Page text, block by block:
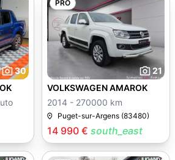
30
km - Auto
PRO
21
14 990 € south_east
VOLKSWAGEN AMAROK
2014 - 270000 km
Puget-sur-Argens (83480)